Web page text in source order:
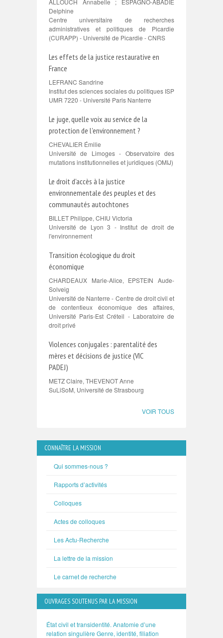
ALLOUCH Annabelle ; ESPAGNO-ABADIE
Delphine
Centre universitaire de recherches
administratives et politiques de Picardie
(CURAPP) - Université de Picardie - CNRS
Les effets de la justice restaurative en
France
LEFRANC Sandrine
Institut des sciences sociales du politiques ISP
UMR 7220 - Université Paris Nanterre
Le juge, quelle voix au service de la
protection de l'environnement ?
CHEVALIER Émilie
Université de Limoges - Observatoire des
mutations institutionnelles et juridiques (OMIJ)
Le droit d'accès à la justice
environnementale des peuples et des
communautés autochtones
BILLET Philippe, CHIU Victoria
Université de Lyon 3 - Institut de droit de
l'environnement
Transition écologique du droit
économique
CHARDEAUX Marie-Alice, EPSTEIN Aude-
Solveig
Université de Nanterre - Centre de droit civil et
de contentieux économique des affaires,
Université Paris-Est Créteil - Laboratoire de
droit privé
Violences conjugales : parentalité des
mères et décisions de justice (VIC
PADEJ)
METZ Claire, THEVENOT Anne
SuLiSoM, Université de Strasbourg
VOIR TOUS
CONNAÎTRE LA MISSION
Qui sommes-nous ?
Rapports d’activités
Colloques
Actes de colloques
Les Actu-Recherche
La lettre de la mission
Le carnet de recherche
OUVRAGES SOUTENUS PAR LA MISSION
État civil et transidentité. Anatomie d’une
relation singulière Genre, identité, filiation